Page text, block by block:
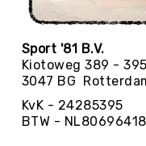
Zeskamp
BALLEN
Sport '81 B.V.
Kiotoweg 389 - 395
3047 BG
KvK - 24285395
BTW -